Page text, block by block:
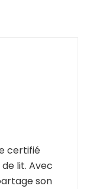
certifié
lit. Avec
son